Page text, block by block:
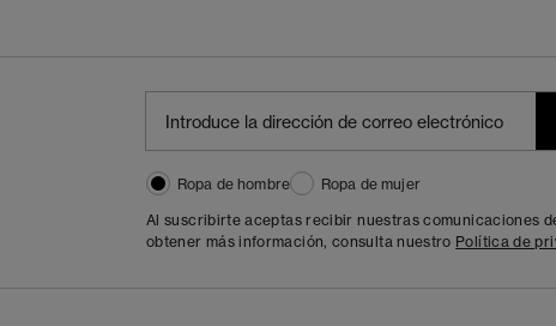
Ropa de hombre
Ropa de mujer
Al suscribirte aceptas recibir nuestras comunicaciones
obtener más información, consulta nuestro Política de